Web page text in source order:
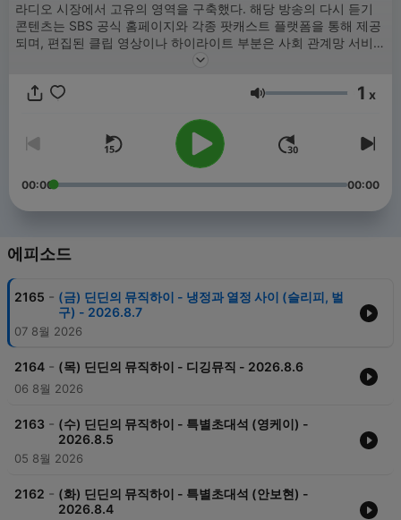
라디오 시장에서 고유의 영역을 구축했다. 해당 방송의 다시 듣기
콘텐츠는 SBS 공식 홈페이지와 각종 팟캐스트 플랫폼을 통해 제공
되며, 편집된 클립 영상이나 하이라이트 부분은 사회 관계망 서비스
(SNS)를 통해 재가공되어 시청각적 접근성을 높이고 있다.
음량 1 x
00:00 00:00
에피소드
2165 - (금) 딘딘의 뮤직하이 - 냉정과 열정 사이 (슬리피, 벌
구) - 2026.8.7
07 8월 2026
2164 - (목) 딘딘의 뮤직하이 - 디깅뮤직 - 2026.8.6
06 8월 2026
2163 - (수) 딘딘의 뮤직하이 - 특별초대석 (영케이) -
2026.8.5
05 8월 2026
2162 - (화) 딘딘의 뮤직하이 - 특별초대석 (안보현) -
2026.8.4